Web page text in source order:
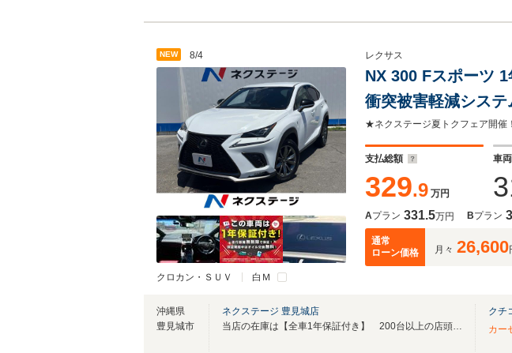
NEW 8/4
クロカン・ＳＵＶ 白Ｍ
レクサス
NX 300 Fスポーツ
衝突被害軽減シス
ト 前席シートエ
ルミ
支払総額
329.9 万円
車
Aプラン 331.5万円 Bプラン
通常
ローン価格
月々 26,600
沖縄県
豊見城市
ネクステージ 豊見城店
当店の在庫は【全車1年保証付き】 200台以上の店頭在庫からじっくり比較可能！
クチ
カー